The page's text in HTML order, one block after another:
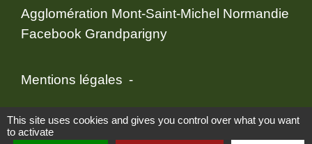
Agglomération Mont-Saint-Michel Normandie
Facebook Grandparigny
Mentions légales -
This site uses cookies and gives you control over what you want
to activate